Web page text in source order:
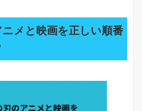
メと映画を正しい順番